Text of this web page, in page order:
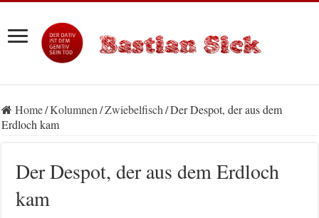
Home/Kolumnen/Zwiebelfisch/Der Despot, der aus dem
Erdloch kam
Der Despot, der aus dem Erdloch
kam